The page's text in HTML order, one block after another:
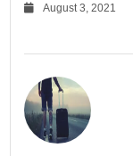
August 3, 2021